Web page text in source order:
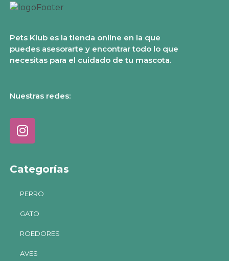
Pets Klub es la tienda online en la que
puedes asesorarte y encontrar todo lo que
necesitas para el cuidado de tu mascota.
Nuestras redes:
Categorías
PERRO
GATO
ROEDORES
AVES